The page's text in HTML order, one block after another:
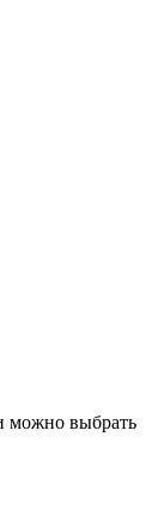
можно выбрать